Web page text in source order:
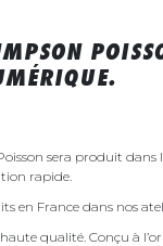
sera produit
rapide.
en France dans nos
qualité. Conçu à